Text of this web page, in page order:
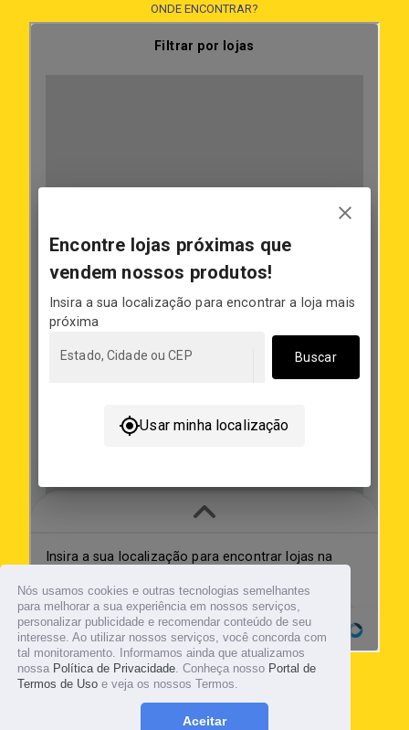
Nós usamos cookies e outras tecnologias semelhantes
para melhorar a sua experiência em nossos serviços,
personalizar publicidade e recomendar conteúdo de seu
interesse. Ao utilizar nossos serviços, você concorda com
tal monitoramento. Informamos ainda que atualizamos
nossa Política de Privacidade . Conheça nosso Portal de
Termos de Uso e veja os nossos Termos.
Aceitar
ONDE ENCONTRAR?